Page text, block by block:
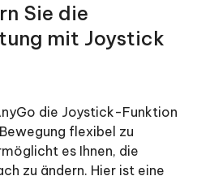
Sie die
mit Joystick
die Joystick-Funktion
flexibel zu
es Ihnen, die
zu ändern. Hier ist eine